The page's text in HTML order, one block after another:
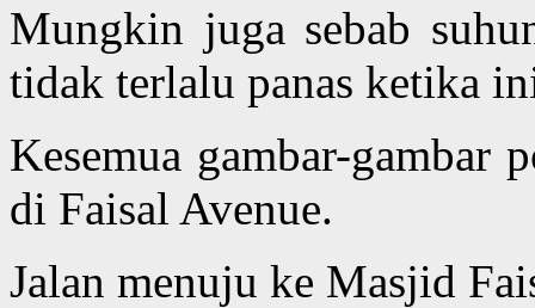
Mungkin juga sebab
tidak terlalu panas ketika
Kesemua gambar-
di Faisal Avenue.
Jalan menuju ke Masjid